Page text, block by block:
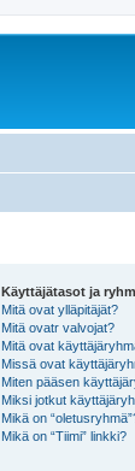
Käyttäjätasot ja
Mitä ovat ylläpitäjät?
Mitä ovatr valvojat?
Mitä ovat
Missä ovat
Miten pääsen
Miksi jotkut
Mikä on
Mikä on “Tiimi” linkki?